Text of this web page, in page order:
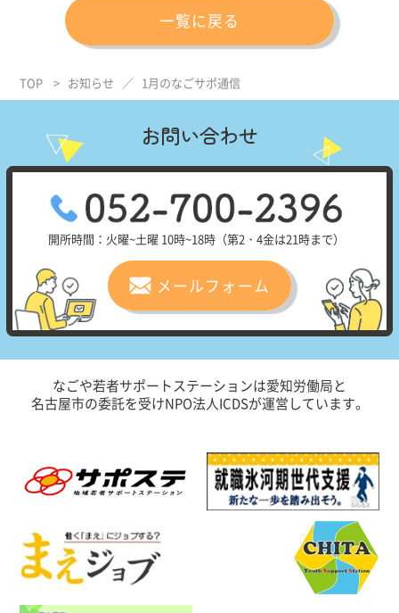
一覧に戻る
TOP > お知らせ ／ 1月のなごサポ通信
お問い合わせ
開所時間：火曜~土曜 10時~18時（第2・4金は21時まで）
メールフォーム
なごや若者サポートステーションは愛知労働局と
名古屋市の委託を受けNPO法人ICDSが運営しています。